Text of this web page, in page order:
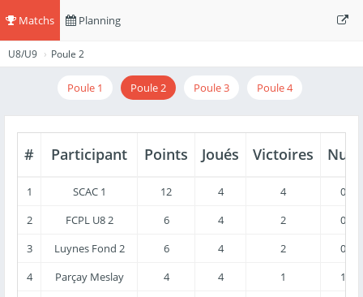
Matchs Planning
U8/U9 Poule 2
Poule 1 Poule 2 Poule 3 Poule 4
# Participant Points Joués Victoires Nuls
1 SCAC 1 12 4 4
0
2
FCPL U8 2 6 4 2
0
3
Luynes Fond 2 6 4 2
0
4
Parçay Meslay 4 4 1
1